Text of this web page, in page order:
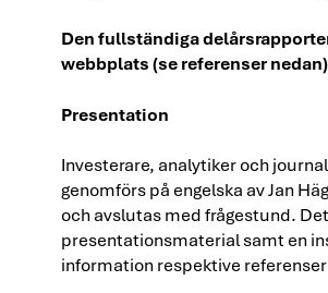
Den fullständiga
webbplats (se referenser
Presentation
Investerare, analytiker och
genomförs på engelska av Jan
och avslutas med frågestund.
presentationsmaterial samt en
information respektive